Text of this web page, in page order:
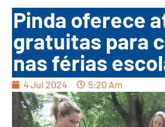
Pinda oferece
gratuitas para
nas férias
4 Jul 2024 5:20 Am